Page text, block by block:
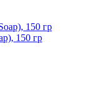
150 гр